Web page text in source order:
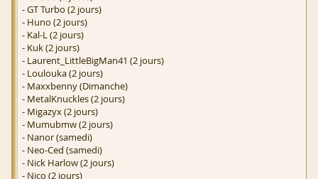
- GT Turbo (2 jours)
- Huno (2 jours)
- Kal-L (2 jours)
- Kuk (2 jours)
- Laurent_LittleBigMan41 (2 jours)
- Loulouka (2 jours)
- Maxxbenny (Dimanche)
- MetalKnuckles (2 jours)
- Migazyx (2 jours)
- Mumubmw (2 jours)
- Nanor (samedi)
- Neo-Ced (samedi)
- Nick Harlow (2 jours)
- Nico (2 jours)